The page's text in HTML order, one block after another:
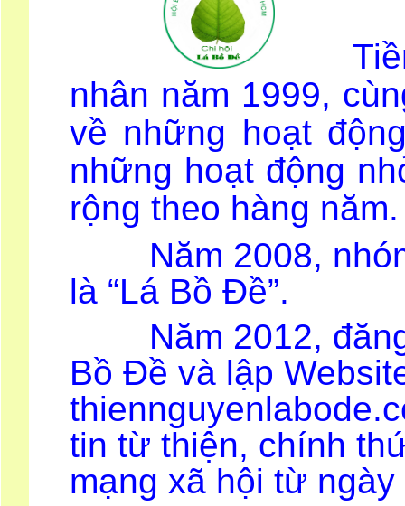
nhân năm 1999,
về những hoạt
những hoạt động
rộng theo hàng năm.
Năm 2008,
là “Lá Bồ Đề”.
Năm 2012, đăng
Bồ Đề và lập
tin từ thiện, chính
mạng xã hội từ ngày